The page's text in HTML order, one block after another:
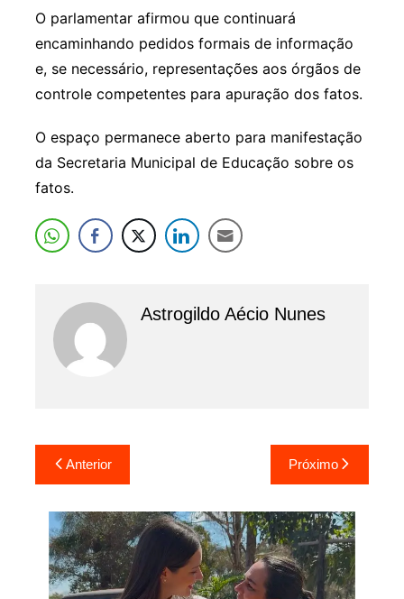
O parlamentar afirmou que continuará
encaminhando pedidos formais de informação
e, se necessário, representações aos órgãos de
controle competentes para apuração dos fatos.
O espaço permanece aberto para manifestação
da Secretaria Municipal de Educação sobre os
fatos.
Astrogildo Aécio Nunes
Navegação
de
Post
Anterior Próximo